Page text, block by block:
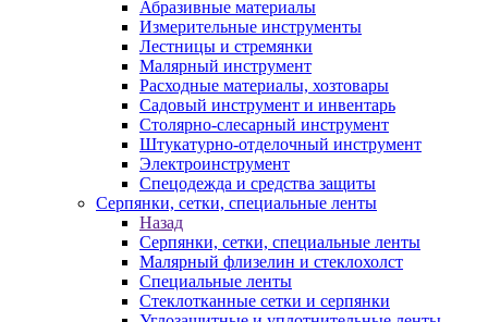
Абразивные материалы
Измерительные инструменты
Лестницы и стремянки
Малярный инструмент
Расходные материалы, хозтовары
Садовый инструмент и инвентарь
Столярно-слесарный инструмент
Штукатурно-отделочный инструмент
Электроинструмент
Спецодежда и средства защиты
Серпянки, сетки, специальные ленты
Назад
Серпянки, сетки, специальные ленты
Малярный флизелин и стеклохолст
Специальные ленты
Стеклотканные сетки и серпянки